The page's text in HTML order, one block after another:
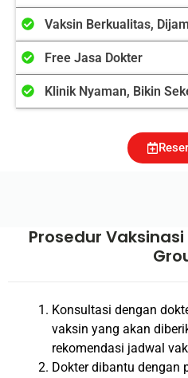
Vaksin Berkualitas,
Free Jasa Dokter
Klinik Nyaman, Bikin
Prosedur Vaksinasi
Konsultasi dengan
vaksin yang akan
rekomendasi jadwal
Dokter dibantu dengan